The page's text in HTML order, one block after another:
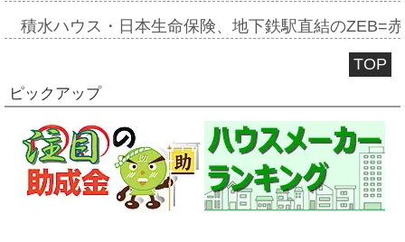
積水ハウス・日本生命保険、地下鉄駅直結のZEB=
TOP
ピックアップ